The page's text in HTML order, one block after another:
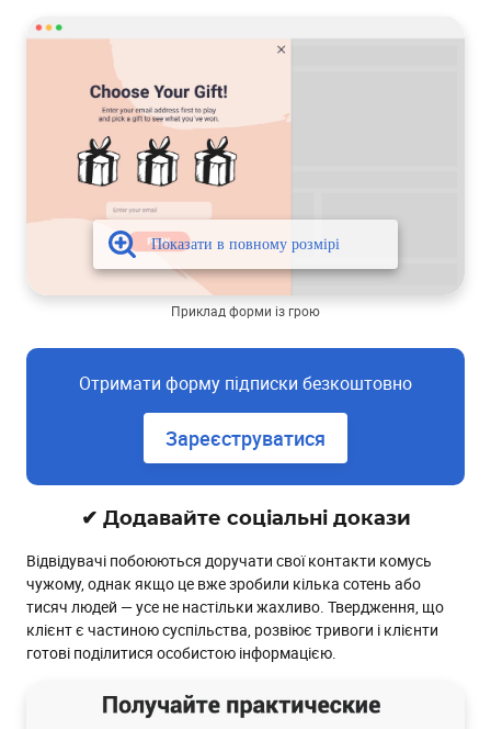
Приклад форми із грою
Отримати форму підписки безкоштовно
Зареєструватися
✔ Додавайте соціальні докази
Відвідувачі побоюються доручати свої контакти комусь
чужому, однак якщо це вже зробили кілька сотень або
тисяч людей — усе не настільки жахливо. Твердження, що
клієнт є частиною суспільства, розвіює тривоги і клієнти
готові поділитися особистою інформацією.